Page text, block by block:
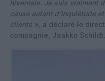
hivernale. Je suis vraiment
cause autant d’inquiétude
clients », a déclaré le
compagnie, Jaakko Schildt.